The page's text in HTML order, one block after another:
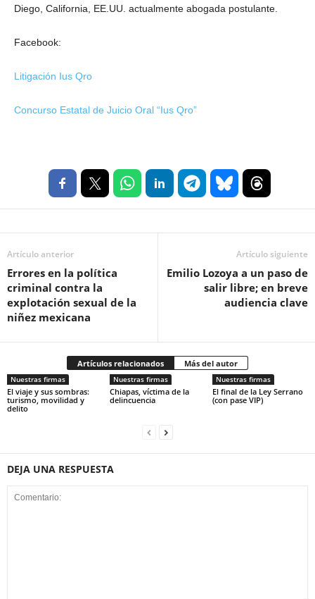
Diego, California, EE.UU. actualmente abogada postulante.
Facebook:
Litigación Ius Qro
Concurso Estatal de Juicio Oral “Ius Qro”
Artículo anterior
Errores en la política
criminal contra la
explotación sexual de la
niñez mexicana
Artículo siguiente
Emilio Lozoya a un paso de
salir libre; en breve
audiencia clave
Artículos relacionados Más del autor
Nuestras firmas
El viaje y sus sombras:
turismo, movilidad y
delito
Nuestras firmas
Chiapas, víctima de la
delincuencia
Nuestras firmas
El final de la Ley Serrano
(con pase VIP)
DEJA UNA RESPUESTA